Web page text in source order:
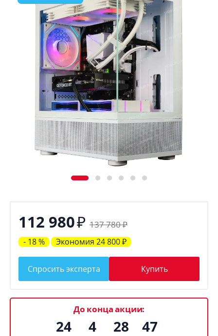
112 980₽ 137 780₽
- 18 % Экономия 24 800₽
Спросить эксперта Купить
До конца акции:
24 4 28 47